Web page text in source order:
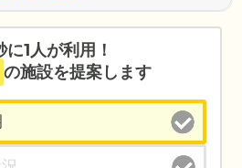
1人が利用！
の施設を提案します